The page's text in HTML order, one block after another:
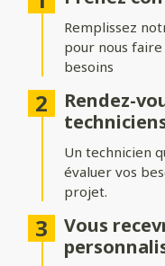
: économique,
Bois: naturel et
authentique.
: robuste et
: simple,
Différentes
Selon vos envies et vos
Remplissez
pour nous
besoins
Rendez-
Un technicien
évaluer vos
projet.
Vous